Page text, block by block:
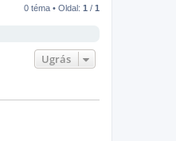
0 téma • Oldal: 1 / 1
Ugrás